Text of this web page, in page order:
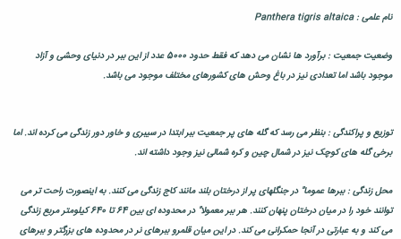
نام علمی : Panthera tigris altaica
وضعیت جمعیت : برآورد ها نشان می دهد که فقط حدود 5000 عدد از این ببر در دنیای وحشی و آزاد
موجود باشد اما تعدادی نیز در باغ وحش های کشورهای مختلف موجود می باشد.
توزیع و پراکندگی : بنظر می رسد که گله های پر جمعیت ببر ابتدا در سیبری و خاور دور زندگی می کرده اند. اما
برخی گله های کوچک نیز در شمال چین و کره شمالی نیز وجود داشته اند.
محل زندگی : ببرها عموما" در جنگلهای پر از درختان بلند مانند کاج زندگی می کنند. به اینصورت راحت تر می
توانند خود را در میان درختان پنهان کنند. هر ببر معمولا" در محدوده ای بین 64 تا 640 کیلومتر مربع زندگی
می کند و به عبارتی در آنجا حمکرانی می کند. در این میان قلمرو ببرهای نر در محدوده های بزرگتر و ببرهای